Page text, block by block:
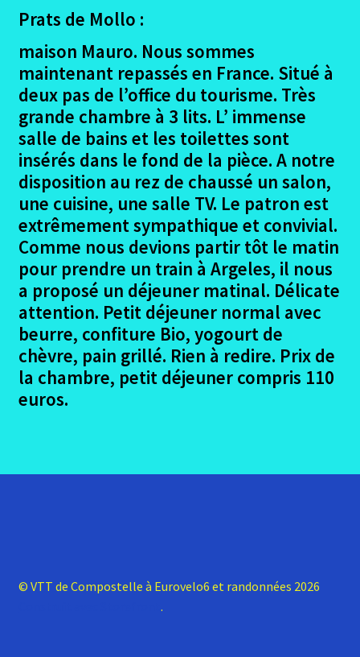
Prats de Mollo :
maison Mauro. Nous sommes
maintenant repassés en France. Situé à
deux pas de l’office du tourisme. Très
grande chambre à 3 lits. L’ immense
salle de bains et les toilettes sont
insérés dans le fond de la pièce. A notre
disposition au rez de chaussé un salon,
une cuisine, une salle TV. Le patron est
extrêmement sympathique et convivial.
Comme nous devions partir tôt le matin
pour prendre un train à Argeles, il nous
a proposé un déjeuner matinal. Délicate
attention. Petit déjeuner normal avec
beurre, confiture Bio, yogourt de
chèvre, pain grillé. Rien à redire. Prix de
la chambre, petit déjeuner compris 110
euros.
© VTT de Compostelle à Eurovelo6 et randonnées 2026
.